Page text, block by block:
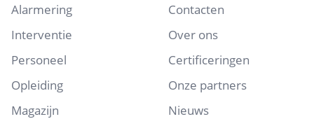
Alarmering
Interventie
Personeel
Opleiding
Magazijn
Contacten
Over ons
Certificeringen
Onze partners
Nieuws